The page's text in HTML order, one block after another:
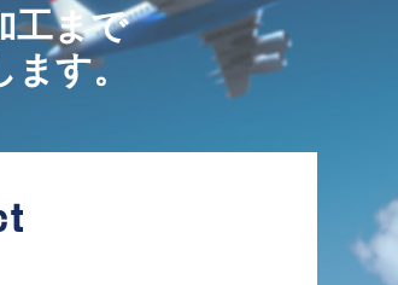
工まで
す。